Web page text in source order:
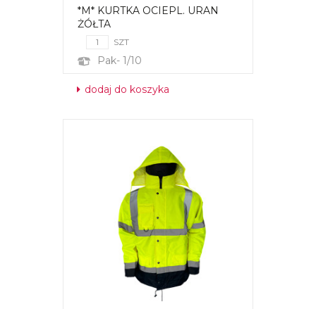
*M* KURTKA OCIEPL. URAN
ŻÓŁTA
SZT
Pak- 1/10
dodaj do koszyka